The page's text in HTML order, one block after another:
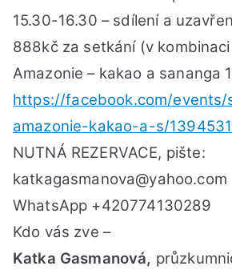
15.30-16.30 – sdílení a
888kč za setkání (v
Amazonie – kakao a sananga
https://facebook.com/
amazonie-kakao-a-s/
NUTNÁ REZERVACE, pište:
katkagasmanova@yahoo.com
WhatsApp +420774130289
Kdo vás zve –
Katka Gasmanová,